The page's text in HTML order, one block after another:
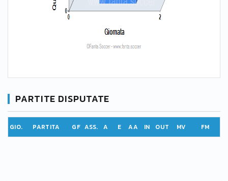
PARTITE DISPUTATE
GIO. PARTITA GF ASS. A E AA IN OUT MV FM